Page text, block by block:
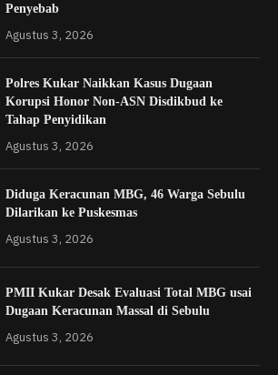
Penyebab
Agustus 3, 2026
Polres Kukar Naikkan Kasus Dugaan
Korupsi Honor Non-ASN Disdikbud ke
Tahap Penyidikan
Agustus 3, 2026
Diduga Keracunan MBG, 46 Warga Sebulu
Dilarikan ke Puskesmas
Agustus 3, 2026
PMII Kukar Desak Evaluasi Total MBG usai
Dugaan Keracunan Massal di Sebulu
Agustus 3, 2026